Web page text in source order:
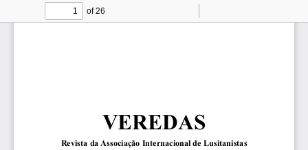
Find
of 26
Zoom
VEREDAS
Revista da Associação Internacional de Lusitanistas